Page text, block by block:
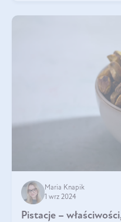
Maria Knapik
1 wrz 2024
Pistacje –